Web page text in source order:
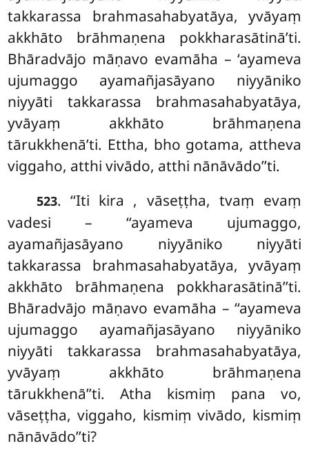
takkarassa brahmasahabyatāya, yvāyaṃ
akkhāto brāhmaṇena pokkharasātinā’ti.
Bhāradvājo māṇavo evamāha – ‘ayameva
ujumaggo ayamañjasāyano niyyāniko
niyyāti takkarassa brahmasahabyatāya,
yvāyaṃ akkhāto brāhmaṇena
tārukkhenā’ti. Ettha, bho gotama, attheva
viggaho, atthi vivādo, atthi nānāvādo’’ti.
523. ‘‘Iti kira , vāseṭṭha, tvaṃ evaṃ
vadesi – ‘‘ayameva ujumaggo,
ayamañjasāyano niyyāniko niyyāti
takkarassa brahmasahabyatāya, yvāyaṃ
akkhāto brāhmaṇena pokkharasātinā’’ti.
Bhāradvājo māṇavo evamāha – ‘‘ayameva
ujumaggo ayamañjasāyano niyyāniko
niyyāti takkarassa brahmasahabyatāya,
yvāyaṃ akkhāto brāhmaṇena
tārukkhenā’’ti. Atha kismiṃ pana vo,
vāseṭṭha, viggaho, kismiṃ vivādo, kismiṃ
nānāvādo’’ti?